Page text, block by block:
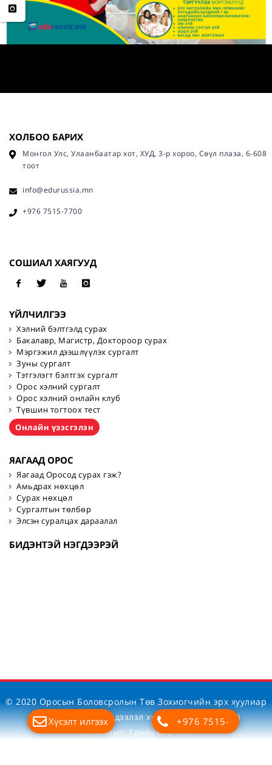
ХОЛБОО БАРИХ
Монгол Улс, Улаанбаатар хот, ХУД, 3-р хороо, Сөүл плаза, 6-608
тоот
info@edurussia.mn
+976 7515-7700
СОШИАЛ ХАЯГУУД
ҮЙЛЧИЛГЭЭ
Хэлний бэлтгэлд сурах
Бакалавр, Магистр, Доктороор сурах
Мэргэжил дээшлүүлэх сургалт
Зуны сургалт
Тэтгэлэгт бэлтгэх сургалт
Орос хэлний сургалт
Орос хэлний онлайн клуб
Түвшин тогтоох тест
Онлайн үзэсгэлэн
ЯАГААД ОРОС
Яагаад Оросод сурах гэж?
Амьдрах нөхцөл
Сурах нөхцөл
Сургалтын төлбөр
Элсэн суралцах дараалал
БИДЭНТЭЙ НЭГДЭЭРЭЙ
© 2020 Оросын Боловсролын Төв Зохиогчийн эрх хуулиар
хамгаалагдсан. Мэдээлэл хуулбарлах хориотой
Вэб сайтыг:Грийн софт ХХК
Хүсэлт илгээх
+976 7515-